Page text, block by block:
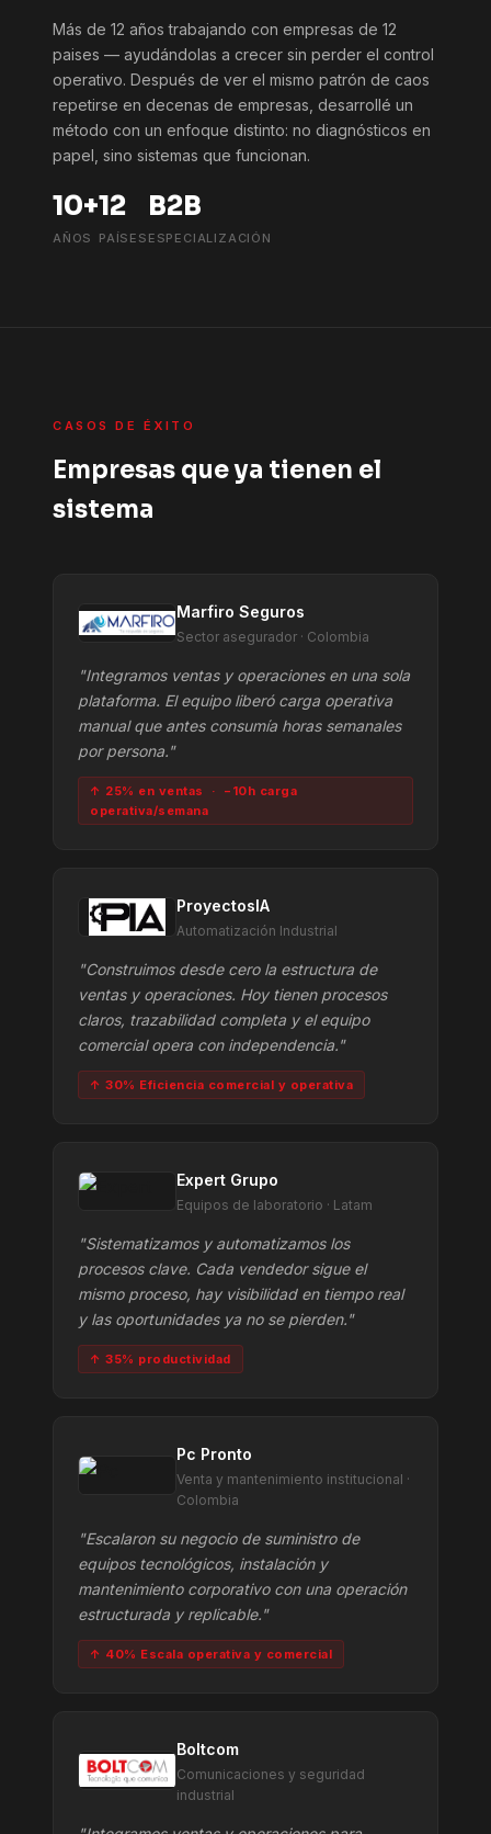
Más de 12 años trabajando con empresas de 12
paises — ayudándolas a crecer sin perder el control
operativo. Después de ver el mismo patrón de caos
repetirse en decenas de empresas, desarrollé un
método con un enfoque distinto: no diagnósticos en
papel, sino sistemas que funcionan.
10+
AÑOS
12
PAÍSES
B2B
ESPECIALIZACIÓN
CASOS DE ÉXITO
Empresas que ya tienen el
sistema
Marfiro Seguros
Sector asegurador · Colombia
"Integramos ventas y operaciones en una sola
plataforma. El equipo liberó carga operativa
manual que antes consumía horas semanales
por persona."
↑ 25% en ventas · −10h carga
operativa/semana
ProyectosIA
Automatización Industrial
"Construimos desde cero la estructura de
ventas y operaciones. Hoy tienen procesos
claros, trazabilidad completa y el equipo
comercial opera con independencia."
↑ 30% Eficiencia comercial y operativa
Expert Grupo
Equipos de laboratorio · Latam
"Sistematizamos y automatizamos los
procesos clave. Cada vendedor sigue el
mismo proceso, hay visibilidad en tiempo real
y las oportunidades ya no se pierden."
↑ 35% productividad
Pc Pronto
Venta y mantenimiento institucional ·
Colombia
"Escalaron su negocio de suministro de
equipos tecnológicos, instalación y
mantenimiento corporativo con una operación
estructurada y replicable."
↑ 40% Escala operativa y comercial
Boltcom
Comunicaciones y seguridad
industrial